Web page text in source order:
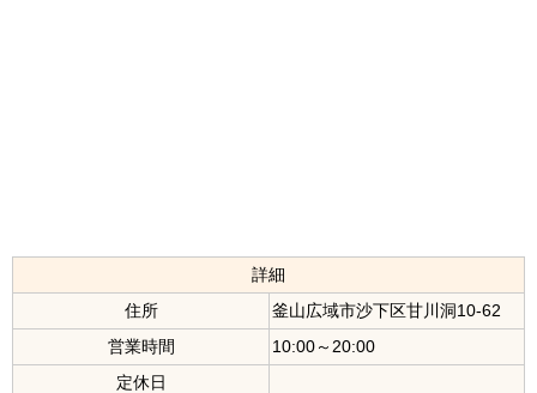
詳細
住所
釜山広域市沙下区甘川洞10-62
営業時間
10:00～20:00
定休日